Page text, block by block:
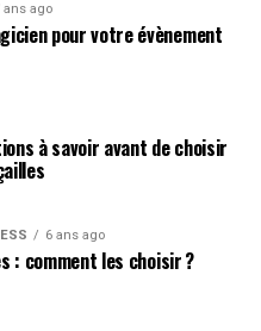
ans ago
pour votre évènement
à savoir avant de choisir
6 ans ago
: comment les choisir ?